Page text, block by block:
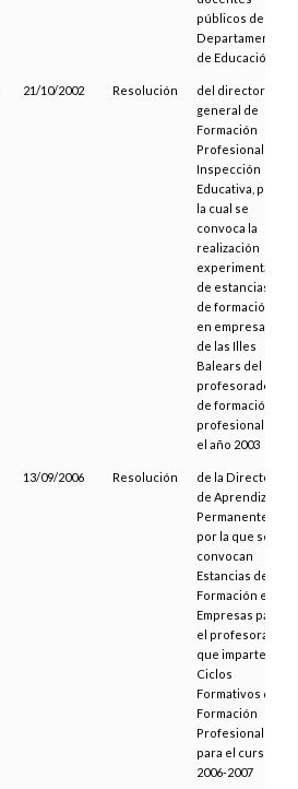
públicos del
Departamento
de Educación
21/10/2002 Resolución
del director
general de
Formación
Profesional e
Inspección
Educativa, por
la cual se
convoca la
realización
experimental
de estancias
de formación
en empresas
de las Illes
Balears del
profesorado
de formación
profesional en
el año 2003
13/09/2006 Resolución
de la Directora
de Aprendizaje
Permanente,
por la que se
convocan
Estancias de
Formación en
Empresas para
el profesorado
que imparte
Ciclos
Formativos de
Formación
Profesional
para el curso
2006-2007